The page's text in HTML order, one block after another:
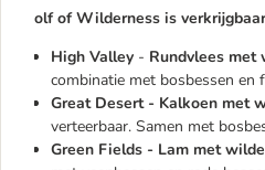
olf of Wilderness is
High Valley - Rundvlees met
combinatie met bosbessen en
Great Desert - Kalkoen met
verteerbaar. Samen met
Green Fields - Lam met